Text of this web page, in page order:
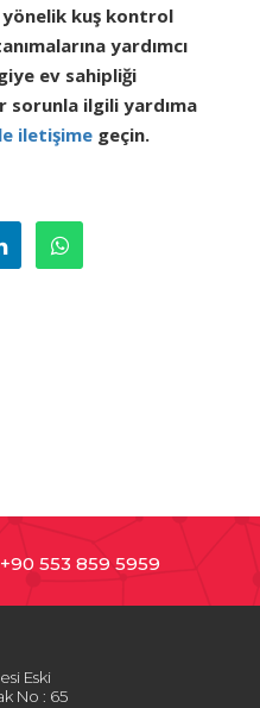
kuş kontrol
yardımcı
ev sahipliği
sorunla ilgili yardıma
iletişime geçin.
+90 553 859 5959
Eski
No : 65